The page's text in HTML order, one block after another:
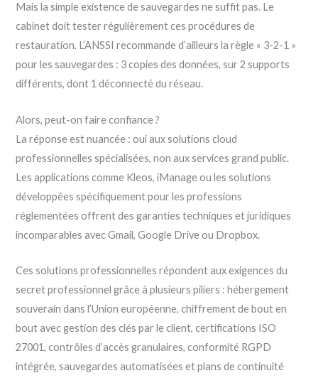
Mais la simple existence de sauvegardes ne suffit pas. Le
cabinet doit tester régulièrement ces procédures de
restauration. L’ANSSI recommande d’ailleurs la règle « 3-2-1 »
pour les sauvegardes : 3 copies des données, sur 2 supports
différents, dont 1 déconnecté du réseau.
Alors, peut-on faire confiance ?
La réponse est nuancée : oui aux solutions cloud
professionnelles spécialisées, non aux services grand public.
Les applications comme Kleos, iManage ou les solutions
développées spécifiquement pour les professions
réglementées offrent des garanties techniques et juridiques
incomparables avec Gmail, Google Drive ou Dropbox.
Ces solutions professionnelles répondent aux exigences du
secret professionnel grâce à plusieurs piliers : hébergement
souverain dans l’Union européenne, chiffrement de bout en
bout avec gestion des clés par le client, certifications ISO
27001, contrôles d’accès granulaires, conformité RGPD
intégrée, sauvegardes automatisées et plans de continuité